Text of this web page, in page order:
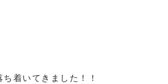
着いてきました！！